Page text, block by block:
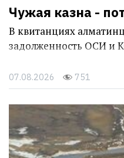
Чужая казна -
В квитанциях
задолженность ОСИ и
07.08.2026 751